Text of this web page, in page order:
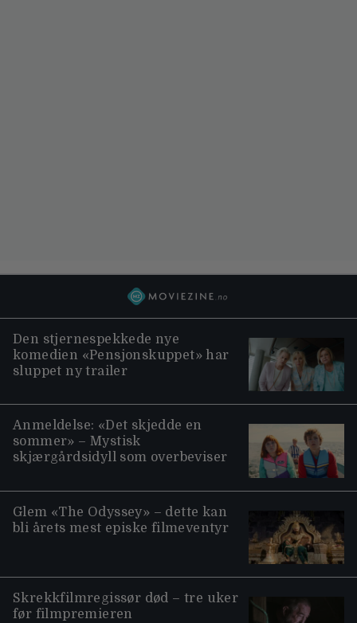
Den stjernespekkede nye
komedien «Pensjonskuppet» har
sluppet ny trailer
Anmeldelse: «Det skjedde en
sommer» – Mystisk
skjærgårdsidyll som overbeviser
Glem «The Odyssey» – dette kan
bli årets mest episke filmeventyr
Skrekkfilmregissør død – tre uker
før filmpremieren